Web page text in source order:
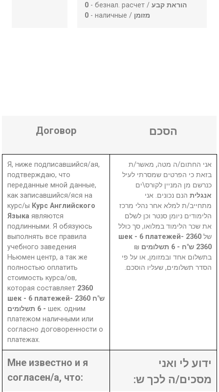
0 - безнал. расчет /הוראת קבע
0 - наличные / מזומן
Договор הסכם
Я, ниже подписавшийся/ая,
подтверждаю, что
переданные мной данные,
как записавшийся/яся на
курс/ы Курс Английского
Языкаявляются
подлинными. Я обязуюсь
выполнять все правила
учебного заведения
Ньюмен центр, а так же
полностью оплатить
стоимость курса/ов,
которая составляет 2360
шек - 6 платежей- 2360 ש"ח
- 6 תשלומיםшек. одним
платежом наличными или
согласно договоренности о
платежах.
אני החתום/ה מטה, מאשר/ת
בזאת כי הפרטים שמסרתי לעיל
כנרשם מן המניין לקורס\ים
אנגלית הנם נכונים. אני
מתחייב/ת למלא אחר נהלי מרכז
הלימודים ניומן סנטר וכן לשלם
את שכר הלימוד במלואו, סך כולל
של
2360 шек - 6 платежей-
2360 ש"ח - 6 תשלומים
₪
בתשלום אחד ובמזומן, או על פי
הסדר תשלומים, שעליו הוסכם.
Мне известно и я
согласен/а, что:
ידוע לי ואני
מסכים/ה לכך ש: